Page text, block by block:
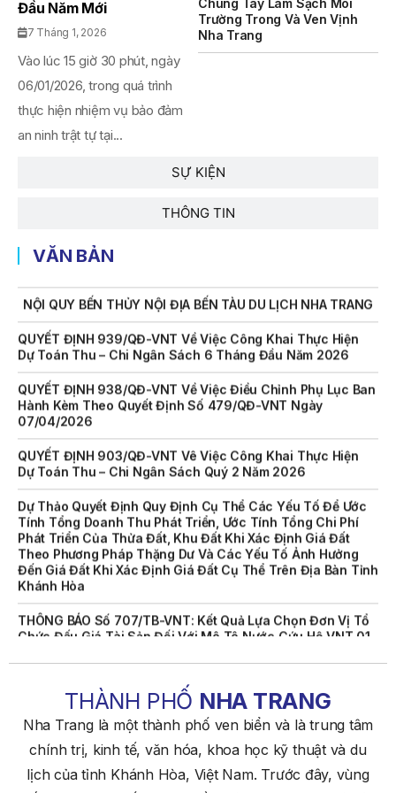
SỰ KIỆN
THÔNG TIN
Đầu Năm Mới
7 Tháng 1, 2026
Vào lúc 15 giờ 30 phút, ngày
06/01/2026, trong quá trình
thực hiện nhiệm vụ bảo đảm
an ninh trật tự tại...
Chung Tay Làm Sạch Môi
Trường Trong Và Ven Vịnh
Nha Trang
VĂN BẢN
Chức Đấu Giá Tài Sản Đối Với Mô Tô Nước Cứu Hộ VNT 01
Biển Số KH-0834
THÔNG BÁO Số 706/TB-VNT: Kết Quả Lựa Chọn Đơn Vị Tổ
Chức Đấu Giá Tài Sản Đối Với Ca Nô 200CV VNT 02 Biển
THÔNG BÁO Số 659/TB-VNT Năm 2026 V/v Đính Chính
Quản Lý Vịnh Nha Trang Về Việc Lựa Chọn Tổ Chức Đấu
NỘI QUY BẾN THỦY NỘI ĐỊA HÒN MUN
NỘI QUY BẾN THỦY NỘI ĐỊA PHÚ QUÝ
NỘI QUY BẾN THỦY NỘI ĐỊA BẾN TÀU DU LỊCH NHA TRANG
QUYẾT ĐỊNH 939/QĐ-VNT Về Việc Công Khai Thực Hiện
Dự Toán Thu – Chi Ngân Sách 6 Tháng Đầu Năm 2026
QUYẾT ĐỊNH 938/QĐ-VNT Về Việc Điều Chỉnh Phụ Lục Ban
Hành Kèm Theo Quyết Định Số 479/QĐ-VNT Ngày
07/04/2026
QUYẾT ĐỊNH 903/QĐ-VNT Vê Việc Công Khai Thực Hiện
Dự Toán Thu – Chi Ngân Sách Quý 2 Năm 2026
Dự Thảo Quyết Định Quy Định Cụ Thể Các Yếu Tố Để Ước
Tính Tổng Doanh Thu Phát Triển, Ước Tính Tổng Chi Phí
Phát Triển Của Thửa Đất, Khu Đất Khi Xác Định Giá Đất
Theo Phương Pháp Thặng Dư Và Các Yếu Tố Ảnh Hưởng
Đến Giá Đất Khi Xác Định Giá Đất Cụ Thể Trên Địa Bàn Tỉnh
Khánh Hòa
THÔNG BÁO Số 707/TB-VNT: Kết Quả Lựa Chọn Đơn Vị Tổ
Chức Đấu Giá Tài Sản Đối Với Mô Tô Nước Cứu Hộ VNT 01
Biển Số KH-0834
THÔNG BÁO Số 706/TB-VNT: Kết Quả Lựa Chọn Đơn Vị Tổ
Chức Đấu Giá Tài Sản Đối Với Ca Nô 200CV VNT 02 Biển
Số KH-0387
THÔNG BÁO Số 659/TB-VNT Năm 2026 V/v Đính Chính
Thông Báo Số 641/TB-VNT Ngày 18/05/2026 Của Ban
Quản Lý Vịnh Nha Trang Về Việc Lựa Chọn Tổ Chức Đấu
Giá Tài Sản
THÀNH PHỐ NHA TRANG
Nha Trang là một thành phố ven biển và là trung tâm
chính trị, kinh tế, văn hóa, khoa học kỹ thuật và du
lịch của tỉnh Khánh Hòa, Việt Nam. Trước đây, vùng